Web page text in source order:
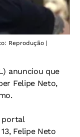
Reprodução |
anunciou que
Felipe Neto,
portal
Felipe Neto